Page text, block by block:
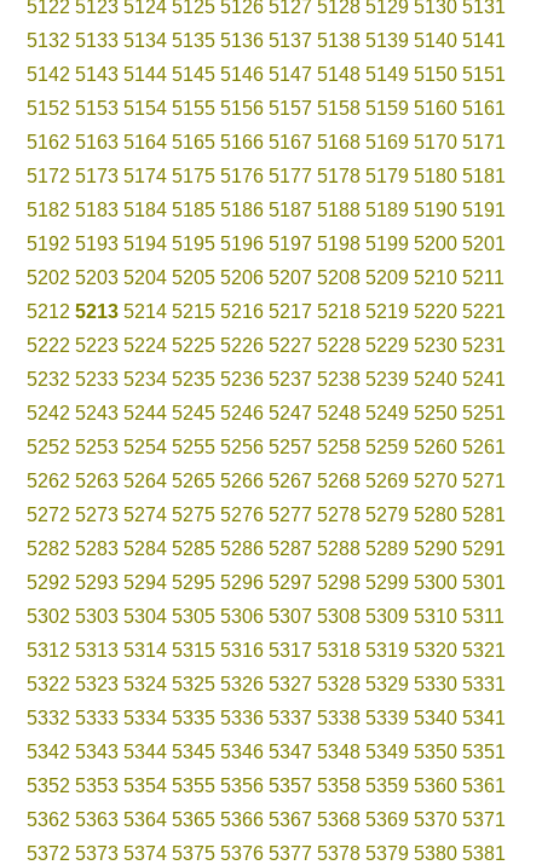
5122 5123 5124 5125 5126 5127 5128 5129 5130 5131
5132 5133 5134 5135 5136 5137 5138 5139 5140 5141
5142 5143 5144 5145 5146 5147 5148 5149 5150 5151
5152 5153 5154 5155 5156 5157 5158 5159 5160 5161
5162 5163 5164 5165 5166 5167 5168 5169 5170 5171
5172 5173 5174 5175 5176 5177 5178 5179 5180 5181
5182 5183 5184 5185 5186 5187 5188 5189 5190 5191
5192 5193 5194 5195 5196 5197 5198 5199 5200 5201
5202 5203 5204 5205 5206 5207 5208 5209 5210 5211
5212 5213 5214 5215 5216 5217 5218 5219 5220 5221
5222 5223 5224 5225 5226 5227 5228 5229 5230 5231
5232 5233 5234 5235 5236 5237 5238 5239 5240 5241
5242 5243 5244 5245 5246 5247 5248 5249 5250 5251
5252 5253 5254 5255 5256 5257 5258 5259 5260 5261
5262 5263 5264 5265 5266 5267 5268 5269 5270 5271
5272 5273 5274 5275 5276 5277 5278 5279 5280 5281
5282 5283 5284 5285 5286 5287 5288 5289 5290 5291
5292 5293 5294 5295 5296 5297 5298 5299 5300 5301
5302 5303 5304 5305 5306 5307 5308 5309 5310 5311
5312 5313 5314 5315 5316 5317 5318 5319 5320 5321
5322 5323 5324 5325 5326 5327 5328 5329 5330 5331
5332 5333 5334 5335 5336 5337 5338 5339 5340 5341
5342 5343 5344 5345 5346 5347 5348 5349 5350 5351
5352 5353 5354 5355 5356 5357 5358 5359 5360 5361
5362 5363 5364 5365 5366 5367 5368 5369 5370 5371
5372 5373 5374 5375 5376 5377 5378 5379 5380 5381